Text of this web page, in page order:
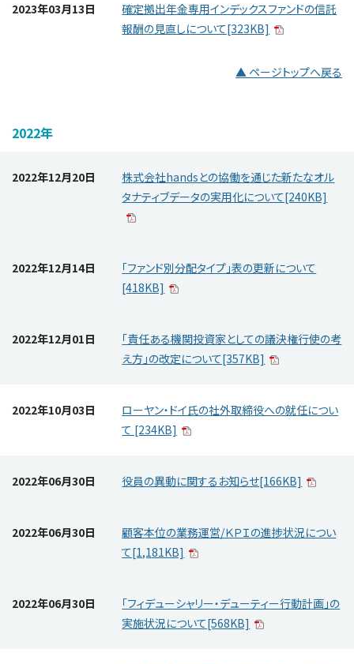
2023年03月13日
確定拠出年金専用インデックスファンドの信託
報酬の見直しについて[323KB]
▲ ページトップへ戻る
2022年
2022年12月20日
株式会社handsとの協働を通じた新たなオル
タナティブデータの実用化について[240KB]
2022年12月14日
「ファンド別分配タイプ」表の更新について
[418KB]
2022年12月01日
「責任ある機関投資家としての議決権行使の考
え方」の改定について[357KB]
2022年10月03日
ローヤン・ドイ氏の社外取締役への就任につい
て [234KB]
2022年06月30日 役員の異動に関するお知らせ[166KB]
2022年06月30日
顧客本位の業務運営/ＫＰＩの進捗状況につい
て[1,181KB]
2022年06月30日
「フィデューシャリー・デューティー行動計画」の
実施状況について[568KB]